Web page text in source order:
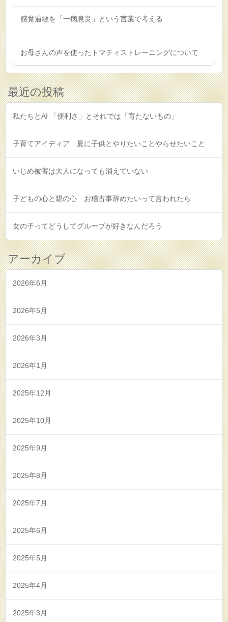
感覚過敏を「一病息災」という言葉で考える
お母さんの声を使ったトマティストレーニングについて
最近の投稿
私たちとAI 「便利さ」とそれでは「育たないもの」
子育てアイディア 夏に子供とやりたいことやらせたいこと
いじめ被害は大人になっても消えていない
子どもの心と親の心 お稽古事辞めたいって言われたら
女の子ってどうしてグループが好きなんだろう
アーカイブ
2026年6月
2026年5月
2026年3月
2026年1月
2025年12月
2025年10月
2025年9月
2025年8月
2025年7月
2025年6月
2025年5月
2025年4月
2025年3月